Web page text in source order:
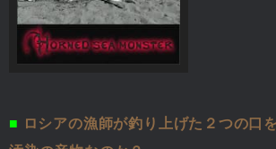
■ ロシアの漁師が釣り上げた２つの口